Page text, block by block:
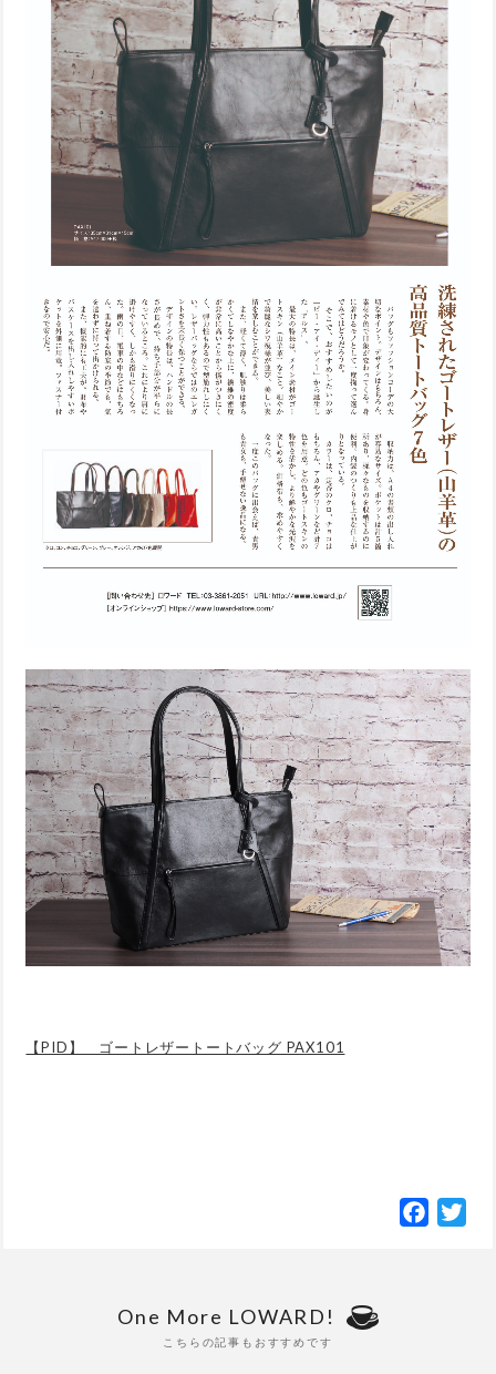
【PID】 ゴートレザートートバッグ PAX101
One More LOWARD!
こちらの記事もおすすめです